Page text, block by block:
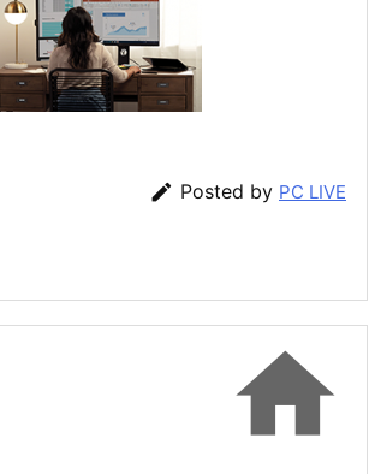
 Posted by PC LIVE
